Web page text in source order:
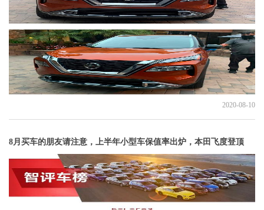
2020-08-10
8月买车的朋友请注意，上半年小型车保值率出炉，本田飞度登顶